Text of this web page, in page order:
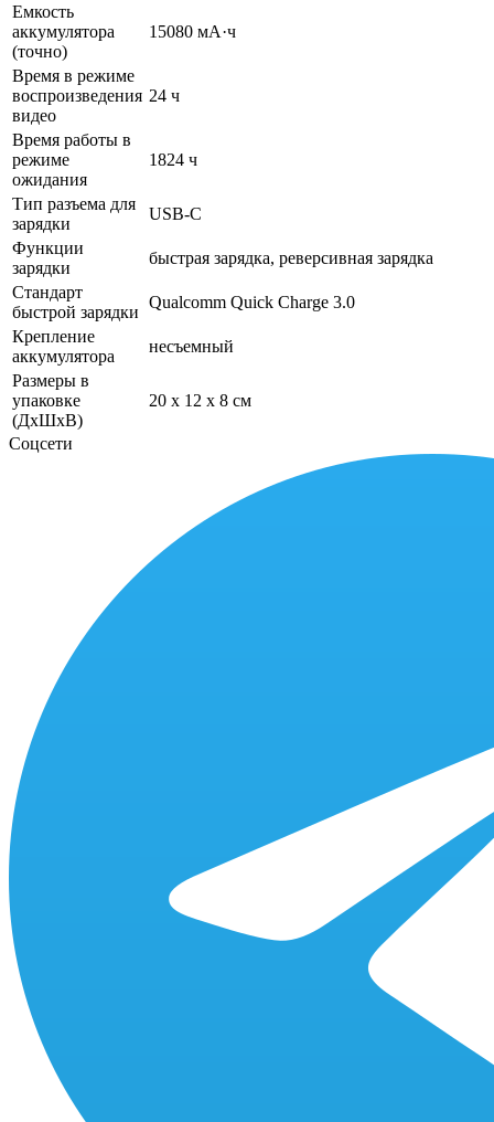
Емкость
аккумулятора
(точно)
15080 мА·ч
Время в режиме
воспроизведения
видео
24 ч
Время работы в
режиме
ожидания
1824 ч
Тип разъема для
зарядки
USB-C
Функции
зарядки
быстрая зарядка, реверсивная зарядка
Стандарт
быстрой зарядки
Qualcomm Quick Charge 3.0
Крепление
аккумулятора
несъемный
Размеры в
упаковке
(ДхШхВ)
20 x 12 x 8 см
Соцсети